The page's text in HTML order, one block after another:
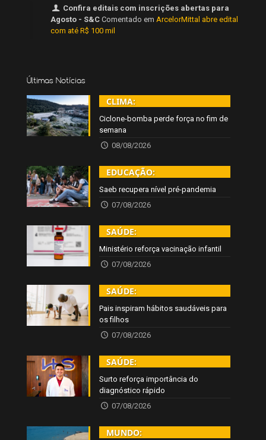
Confira editais com inscrições abertas para
Agosto - S&C Comentado em ArcelorMittal abre edital
com até R$ 100 mil
Últimas Notícias
CLIMA:
Ciclone-bomba perde força no fim de
semana
08/08/2026
EDUCAÇÃO:
Saeb recupera nível pré-pandemia
07/08/2026
SAÚDE:
Ministério reforça vacinação infantil
07/08/2026
SAÚDE:
Pais inspiram hábitos saudáveis para
os filhos
07/08/2026
SAÚDE:
Surto reforça importância do
diagnóstico rápido
07/08/2026
MUNDO: